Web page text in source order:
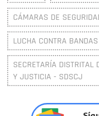
CÁMARAS DE
LUCHA CONTRA
SECRETARÍA DISTRITAL
Y JUSTICIA - SDSCJ